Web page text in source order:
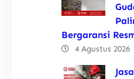
Bergaransi
4 Agustus 2026